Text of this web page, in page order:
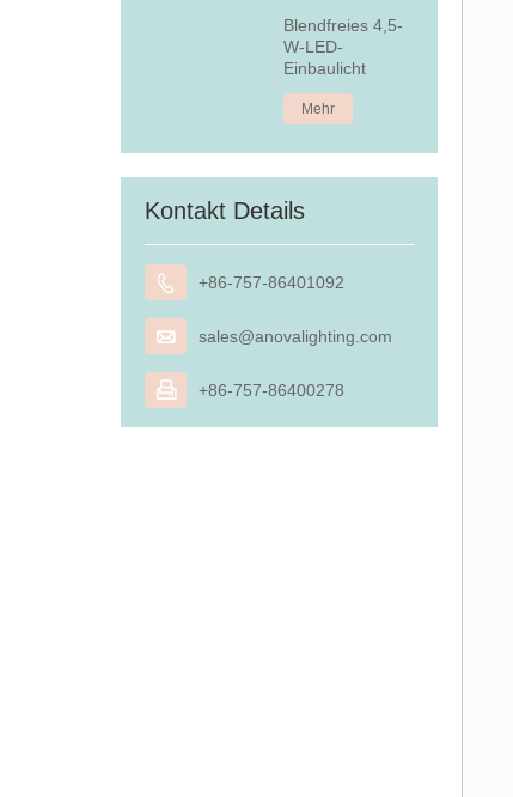
Blendfreies 4,5-
W-LED-
Einbaulicht
Mehr
Kontakt Details
 +86-757-86401092
 sales@anovalighting.com
 +86-757-86400278